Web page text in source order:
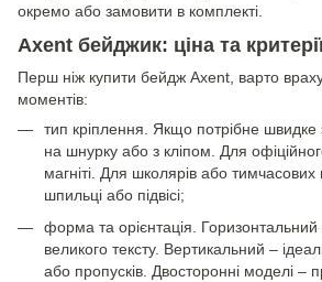
окремо або замовити в комплекті.
Axent бейджик: ціна та
Перш ніж купити бейдж Axent, варто
моментів:
тип кріплення. Якщо потрібне швидке
на шнурку або з кліпом. Для
магніті. Для школярів або
шпильці або підвісі;
форма та орієнтація.
великого тексту. Вертикальний –
або пропусків. Двосторонні моделі –